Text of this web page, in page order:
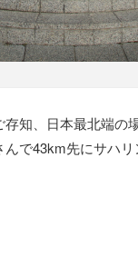
知、日本最北端の
で43km先にサハ